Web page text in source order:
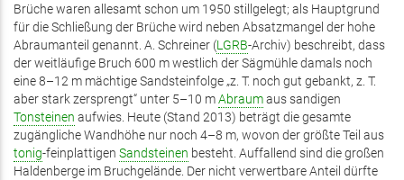
Brüche waren allesamt schon um 1950 stillgelegt; als Hauptgrund
für die Schließung der Brüche wird neben Absatzmangel der hohe
Abraumanteil genannt. A. Schreiner (LGRB-Archiv) beschreibt, dass
der weitläufige Bruch 600 m westlich der Sägmühle damals noch
eine 8–12 m mächtige Sandsteinfolge „z. T. noch gut gebankt, z. T.
aber stark zersprengt“ unter 5–10 mAbraumaus sandigen
Tonsteinen aufwies. Heute (Stand 2013) beträgt die gesamte
zugängliche Wandhöhe nur noch 4–8 m, wovon der größte Teil aus
tonig-feinplattigen Sandsteinen besteht. Auffallend sind die großen
Haldenberge im Bruchgelände. Der nicht verwertbare Anteil dürfte